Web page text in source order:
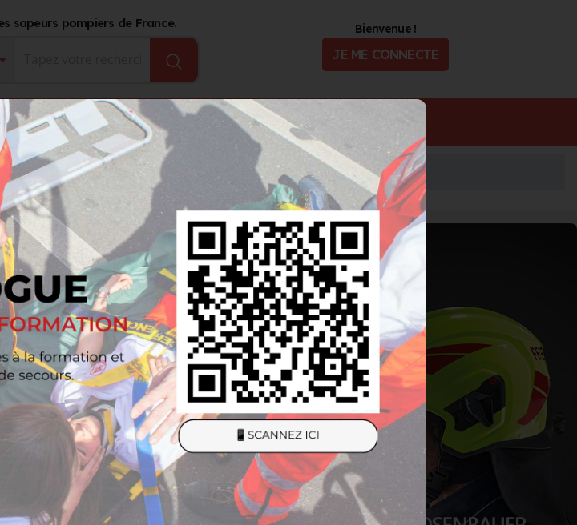
sapeurs pompiers de France. Bienvenue !
JE ME CONNECTE
Produits Journal d'actualité Offres d'Emploi
services dédiés aux professionnels de l'incendie et
effectuer...